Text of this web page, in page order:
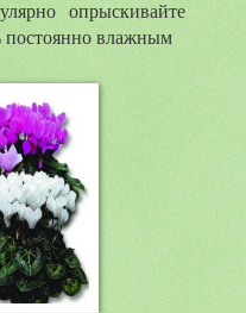
опрыскивайте
постоянно влажным